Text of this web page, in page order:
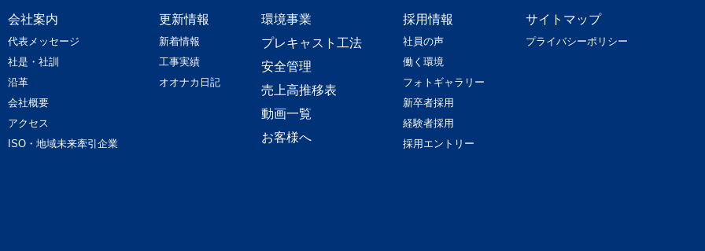
会社案内
代表メッセージ
社是・社訓
沿革
会社概要
アクセス
ISO・地域未来牽引企業
更新情報
新着情報
工事実績
オオナカ日記
環境事業
プレキャスト工法
安全管理
売上高推移表
動画一覧
お客様へ
採用情報
社員の声
働く環境
フォトギャラリー
新卒者採用
経験者採用
採用エントリー
サイトマップ
プライバシーポリシー